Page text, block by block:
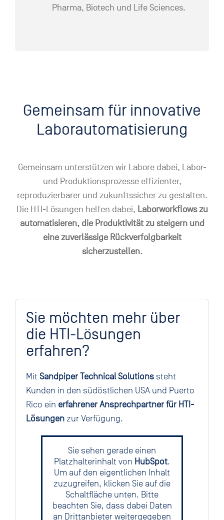
Pharma, Biotech und Life Sciences.
Gemeinsam für innovative
Laborautomatisierung
Gemeinsam unterstützen wir Labore dabei, Labor-
und Produktionsprozesse effizienter,
reproduzierbarer und zukunftssicher zu gestalten.
Die HTI-Lösungen helfen dabei, Laborworkflows zu
automatisieren, die Produktivität zu steigern und
eine zuverlässige Rückverfolgbarkeit
sicherzustellen.
Sie möchten mehr über
die HTI-Lösungen
erfahren?
Mit Sandpiper Technical Solutionssteht
Kunden in den südöstlichen USA und Puerto
Rico ein erfahrener Ansprechpartner für HTI-
Lösungenzur Verfügung.
Sie sehen gerade einen
Platzhalterinhalt von HubSpot.
Um auf den eigentlichen Inhalt
zuzugreifen, klicken Sie auf die
Schaltfläche unten. Bitte
beachten Sie, dass dabei Daten
an Drittanbieter weitergegeben